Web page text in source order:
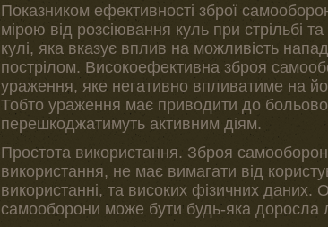
Показником ефективності зброї
мірою від розсіювання куль при стрільбі
кулі, яка вказує вплив на можливість
пострілом. Високоефективна зброя
ураження, яке негативно впливатиме на
Тобто ураження має приводити до
перешкоджатимуть активним діям.
Простота використання. Зброя
використання, не має вимагати від
використанні, та високих фізичних даних.
самооборони може бути будь-яка доросла